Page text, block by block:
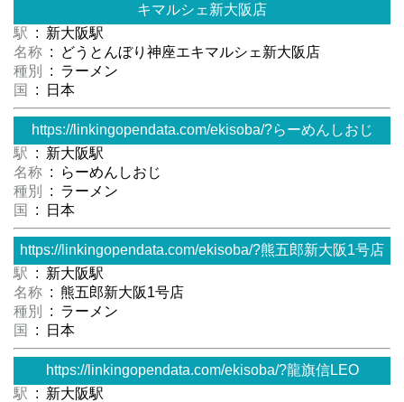
キマルシェ新大阪店
駅 : 新大阪駅
名称 : どうとんぼり神座エキマルシェ新大阪店
種別
: ラーメン
国
: 日本
https://linkingopendata.com/ekisoba/?らーめんしおじ
駅 : 新大阪駅
名称 : らーめんしおじ
種別
: ラーメン
国
: 日本
https://linkingopendata.com/ekisoba/?熊五郎新大阪1号店
駅 : 新大阪駅
名称 : 熊五郎新大阪1号店
種別
: ラーメン
国
: 日本
https://linkingopendata.com/ekisoba/?龍旗信LEO
駅 : 新大阪駅